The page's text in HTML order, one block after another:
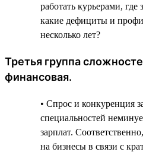
работать курьерами, где
какие дефициты и
несколько лет?
Третья группа
финансовая.
• Спрос и конкуренция
специальностей
зарплат.
на бизнесы в связи с